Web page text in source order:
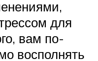
для
вам по-
восполнять